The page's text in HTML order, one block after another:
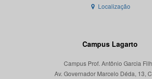
Localização
Campus Lagarto
Campus Prof. Antônio Garcia
Av. Governador Marcelo Déda, 13,